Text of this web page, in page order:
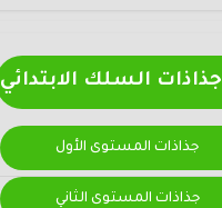
جذاذات السلك الابتدائي
جذاذات المستوى الأول
جذاذات المستوى الثاني